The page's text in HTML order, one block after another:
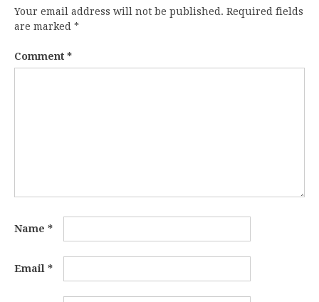
Your email address will not be published. Required fields
are marked *
Comment *
Name *
Email *